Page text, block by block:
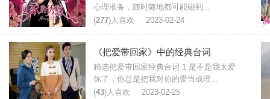
心理准备，随时随地都可能碰到...
(277)人喜欢 2023-02-24
《把爱带回家》中的经典台词
精选把爱带回家经典台词 1.是不是我太爱
你了，你总是把我对你的爱当成理...
(43)人喜欢 2023-02-25